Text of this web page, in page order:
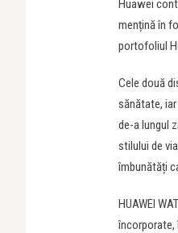
Huawei
mențină în
portofoliul
Cele două
sănătate,
de-a lungul
stilului de
îmbunătăți
HUAWEI
încorporate,